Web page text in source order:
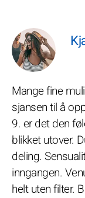
Mange fine
sjansen til å
9. er det den
blikket utover.
deling.
inngangen.
helt uten filter.